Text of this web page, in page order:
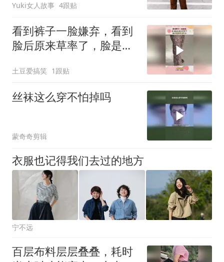
Yuki女人故事 4跟贴
看到裤子一脸嫌弃，看到
脸后原来草率了，脸是最
土豆爱搞笑 1跟贴
丝袜这么穿不怕掉吗
蒙奇奇剪辑
衣服也记得我们去过的地方
宁不远
百层布料层层叠叠，耗时